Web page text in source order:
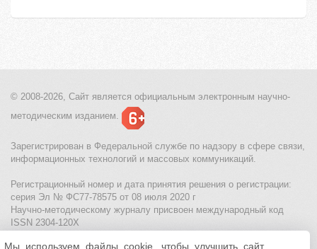
© 2008-2026, Сайт является официальным электронным научно-
методическим изданием.
Зарегистрирован в Федеральной службе по надзору в сфере связи,
информационных технологий и массовых коммуникаций.
Регистрационный номер и дата принятия решения о регистрации:
серия Эл № ФС77-78575 от 08 июля 2020 г
Научно-методическому журналу присвоен международный код
ISSN 2304-120X
Мы используем файлы cookie, чтобы улучшить сайт